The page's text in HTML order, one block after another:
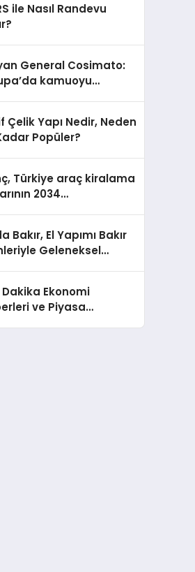
ile Nasıl Randevu
General Cosimato:
kamuoyu
Çelik Yapı Nedir, Neden
Popüler?
Türkiye araç kiralama
2034
Bakır, El Yapımı Bakır
Geleneksel
Dakika Ekonomi
ve Piyasa